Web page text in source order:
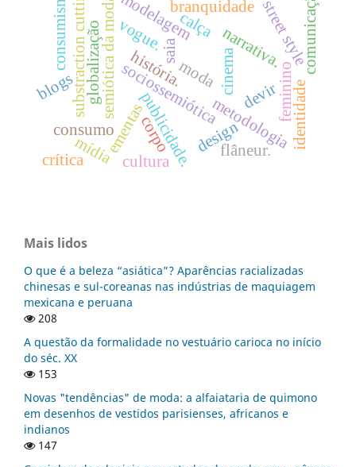
ementas
moda
história.
consumo
cinema
narrativa.
saia
calça
semiótica da modasociossemiótica
publicidade.
substraction cutting modelagem
metodologia
design
corpo
branquidade
feminino
vogue.
mídia
blogs
street style
flâneur.
cultura
devir
globalização
consumismo.
identidade
comunicação.
crítica
Mais lidos
O que é a beleza “asiática”? Aparências racializadas
chinesas e sul-coreanas nas indústrias de maquiagem
mexicana e peruana
208
A questão da formalidade no vestuário carioca no início
do séc. XX
153
Novas "tendências" de moda: a alfaiataria de quimono
em desenhos de vestidos parisienses, africanos e
indianos
147